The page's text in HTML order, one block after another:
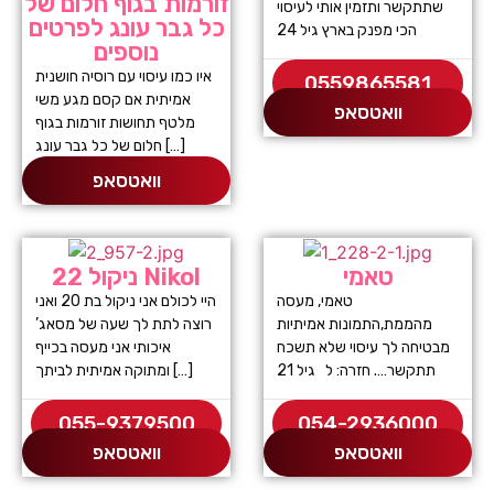
כל גבר עונג לפרטים
נוספים
איו כמו עיסוי עם רוסיה חושנית
אמיתית אם קסם מגע משי
מלטף תחושות זורמות בגוף
חלום של כל גבר עונג […]
וואטסאפ
שתתקשר ותזמין אותי לעיסוי
הכי מפנק בארץ גיל 24
0559865581
וואטסאפ
ניקול 22 Nikol
היי לכולם אני ניקול בת 20 ואני
רוצה לתת לך שעה של מסאג’
איכותי אני מעסה בכייף
ומתוקה אמיתית לביתך […]
055-9379500
וואטסאפ
טאמי
טאמי, מעסה
מהממת,התמונות אמיתיות
מבטיחה לך עיסוי שלא תשכח
054-2936000
וואטסאפ